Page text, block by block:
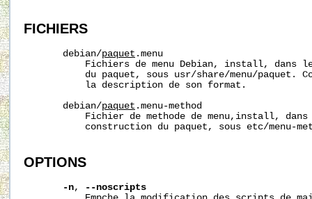
FICHIERS
       debian/
paquet .menu
Fichiers de menu Debian, install, dans
du paquet, sous usr/share/menu/paquet.
           la description de son format.
       debian/
paquet .menu-method
Fichier de methode de menu,install, dans
construction du paquet, sous etc/menu-
OPTIONS
-n,
--noscripts